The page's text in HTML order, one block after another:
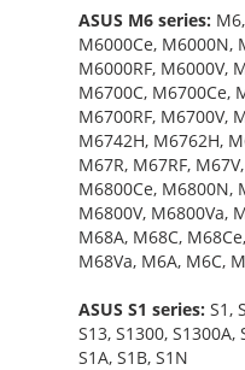
ASUS M6 series:
M6000Ce, M6000N,
M6000RF, M6000V,
M6700C, M6700Ce,
M6700RF, M6700V,
M6742H, M6762H,
M67R, M67RF,
M6800Ce, M6800N,
M6800V, M6800Va,
M68A, M68C,
M68Va, M6A, M6C,
ASUS S1 series: S1,
S13, S1300, S1300A,
S1A, S1B, S1N